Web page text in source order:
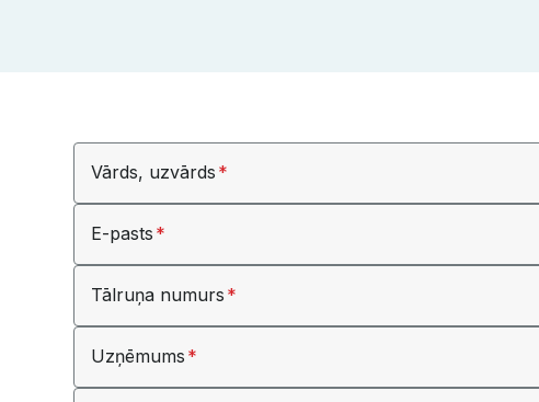
Vārds, uzvārds
E-pasts
Tālruņa numurs
Uzņēmums